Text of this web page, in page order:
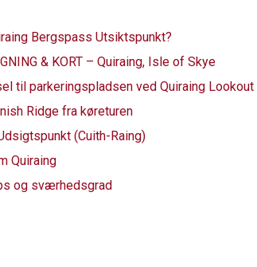
Bergspass Utsiktspunkt?
& KORT – Quiraing, Isle of Skye
til parkeringspladsen ved Quiraing Lookout
Ridge fra køreturen
(Cuith-Raing)
Quiraing
og sværhedsgrad